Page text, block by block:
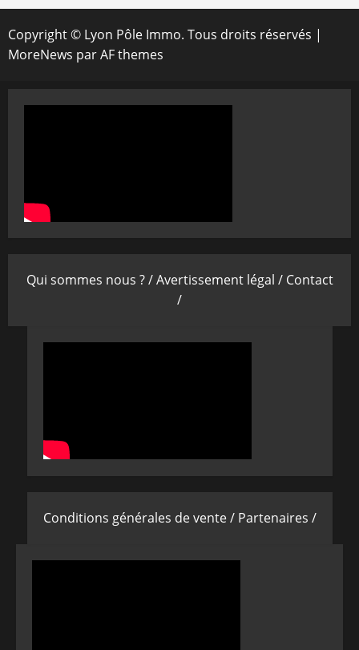
Copyright © Lyon Pôle Immo. Tous droits réservés |
MoreNews par AF themes
Qui sommes nous ? /Avertissement légal / Contact
/
Conditions générales de vente / Partenaires /